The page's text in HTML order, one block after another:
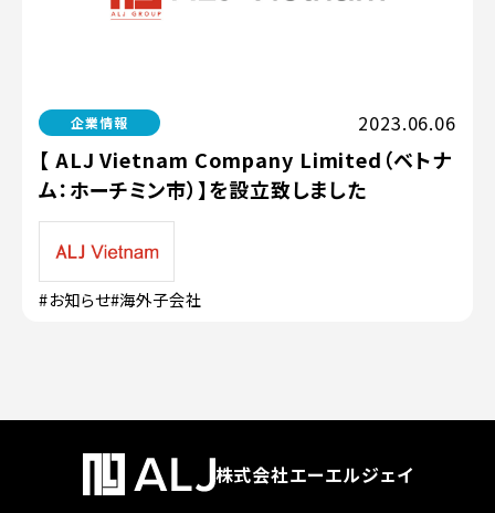
企業情報 2023.06.06
【 ALJ Vietnam Company Limited（ベトナ
ム：ホーチミン市）】を設立致しました
#お知らせ#海外子会社
株式会社エーエルジェイ